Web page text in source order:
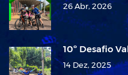
26 Abr, 2026
10º Desafio
14 Dez, 2025